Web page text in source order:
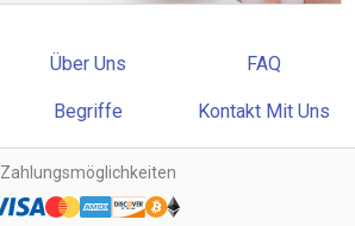
Über Uns FAQ
Begriffe Kontakt Mit Uns
Zahlungsmöglichkeiten